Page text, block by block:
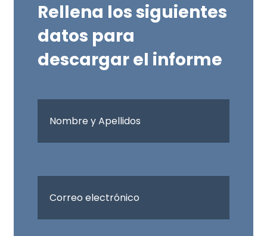
Rellena los siguientes
datos para
descargar el informe